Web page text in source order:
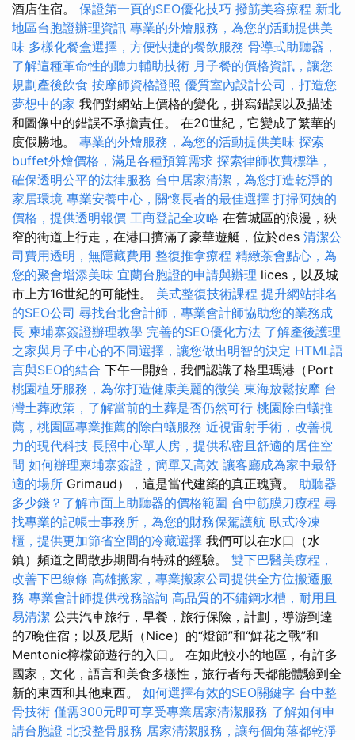
酒店住宿。 保證第一頁的SEO優化技巧 撥筋美容療程 新北
地區台胞證辦理資訊 專業的外燴服務，為您的活動提供美
味 多樣化餐盒選擇，方便快捷的餐飲服務 骨導式助聽器，
了解這種革命性的聽力輔助技術 月子餐的價格資訊，讓您
規劃產後飲食 按摩師資格證照 優質室內設計公司，打造您
夢想中的家 我們對網站上價格的變化，拼寫錯誤以及描述
和圖像中的錯誤不承擔責任。 在20世紀，它變成了繁華的
度假勝地。 專業的外燴服務，為您的活動提供美味 探索
buffet外燴價格，滿足各種預算需求 探索律師收費標準，
確保透明公平的法律服務 台中居家清潔，為您打造乾淨的
家居環境 專業安養中心，關懷長者的最佳選擇 打掃阿姨的
價格，提供透明報價 工商登記全攻略 在舊城區的浪漫，狹
窄的街道上行走，在港口擠滿了豪華遊艇，位於des 清潔公
司費用透明，無隱藏費用 整復推拿療程 精緻茶會點心，為
您的聚會增添美味 宜蘭台胞證的申請與辦理 lices，以及城
市上方16世紀的可能性。 美式整復技術課程 提升網站排名
的SEO公司 尋找台北會計師，專業會計師協助您的業務成
長 柬埔寨簽證辦理教學 完善的SEO優化方法 了解產後護理
之家與月子中心的不同選擇，讓您做出明智的決定 HTML語
言與SEO的結合 下午一開始，我們認識了格里瑪港（Port
桃園植牙服務，為你打造健康美麗的微笑 東海放鬆按摩 台
灣土葬政策，了解當前的土葬是否仍然可行 桃園除白蟻推
薦，桃園區專業推薦的除白蟻服務 近視雷射手術，改善視
力的現代科技 長照中心單人房，提供私密且舒適的居住空
間 如何辦理柬埔寨簽證，簡單又高效 讓客廳成為家中最舒
適的場所 Grimaud），這是當代建築的真正瑰寶。 助聽器
多少錢？了解市面上助聽器的價格範圍 台中筋膜刀療程 尋
找專業的記帳士事務所，為您的財務保駕護航 臥式冷凍
櫃，提供更加節省空間的冷藏選擇 我們可以在水口（水
鎮）頻道之間散步期間有特殊的經驗。 雙下巴醫美療程，
改善下巴線條 高雄搬家，專業搬家公司提供全方位搬遷服
務 專業會計師提供稅務諮詢 高品質的不鏽鋼水槽，耐用且
易清潔 公共汽車旅行，早餐，旅行保險，計劃，導游到達
的7晚住宿；以及尼斯（Nice）的“燈節”和“鮮花之戰”和
Mentonic檸檬節遊行的入口。 在如此較小的地區，有許多
國家，文化，語言和美食多樣性，旅行者每天都能體驗到全
新的東西和其他東西。 如何選擇有效的SEO關鍵字 台中整
骨技術 僅需300元即可享受專業居家清潔服務 了解如何申
請台胞證 北投整骨服務 居家清潔服務，讓每個角落都乾淨